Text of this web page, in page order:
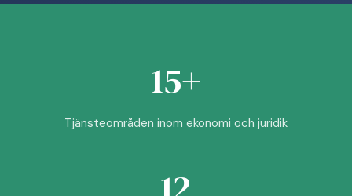
15+
Tjänsteområden inom ekonomi och juridik